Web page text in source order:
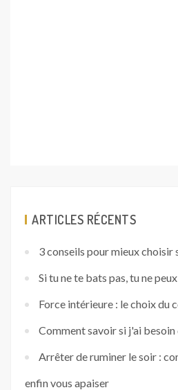
ARTICLES RÉCENTS
3 conseils pour mieux choisir
Si tu ne te bats pas, tu ne
Force intérieure : le choix du
Comment savoir si j'ai besoin
Arrêter de ruminer le soir :
enfin vous apaiser